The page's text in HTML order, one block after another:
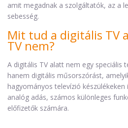
amit megadnak a szolgáltatók, az a
sebesség.
Mit tud a digitális TV
TV nem?
A digitális TV alatt nem egy speciális
hanem digitális műsorszórást,
hagyományos televízió
analóg adás, számos különleges
előfizetők számára.